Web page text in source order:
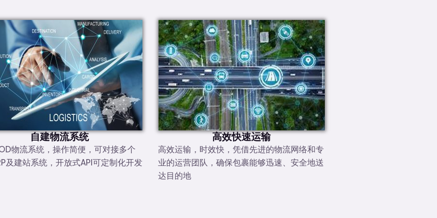
自建物流系统
物流系统，操作简便，可对接多个
及建站系统，开放式API可定制化开发
高效快速运输
高效运输，时效快，凭借先进的物流网络和专
业的运营团队，确保包裹能够迅速、安全地送
达目的地